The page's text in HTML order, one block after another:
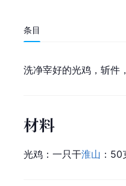
条目
洗净宰好的光鸡，斩件
材料
光鸡：一只干淮山 ：50